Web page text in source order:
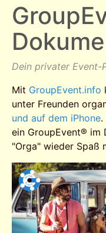
Dein privater Event-
Mit GroupEvent.info
unter Freunden
und auf dem iPhone.
ein GroupEvent® im
"Orga" wieder Spaß